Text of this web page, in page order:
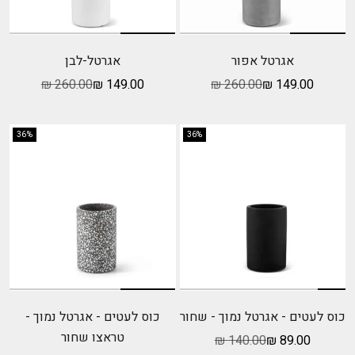
אגרטל אפור
מחיר מבצע
149.00 ₪ מחיר רגיל
260.00 ₪
אגרטל-לבן
מחיר מבצע
149.00 ₪ מחיר רגיל
260.00 ₪
36%
כוס לעטים - אגרטל נמוך - שחור
מחיר מבצע
89.00 ₪ מחיר רגיל
140.00 ₪
36%
כוס לעטים - אגרטל נמוך -
טראצו שחור